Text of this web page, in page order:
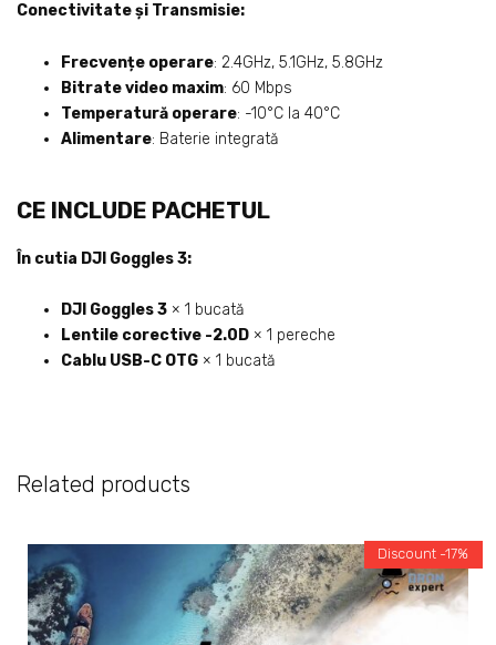
Conectivitate și Transmisie:
Frecvențe operare: 2.4GHz, 5.1GHz, 5.8GHz
Bitrate video maxim: 60 Mbps
Temperatură operare: -10°C la 40°C
Alimentare: Baterie integrată
CE INCLUDE PACHETUL
În cutia DJI Goggles 3:
DJI Goggles 3 × 1 bucată
Lentile corective -2.0D × 1 pereche
Cablu USB-C OTG × 1 bucată
Related products
Discount -17%